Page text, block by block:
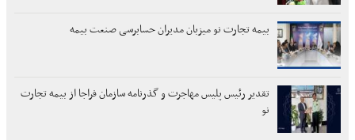
بیمه تجارت نو میزبان مدیران حسابرسی صنعت بیمه
تقدیر رئیس پلیس مهاجرت و گذرنامه سازمان فراجا از بیمه تجارت
نو